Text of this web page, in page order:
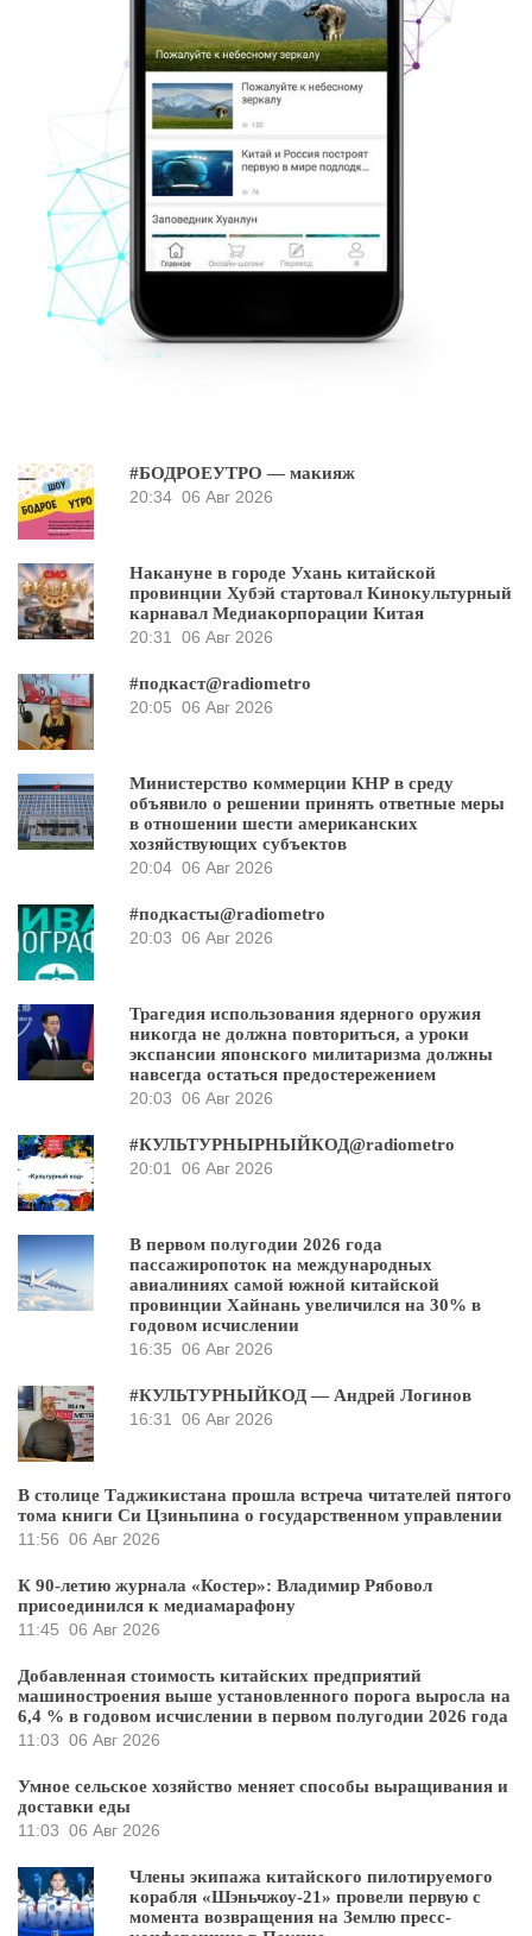
#БОДРОЕУТРО — макияж
20:34 06 Авг 2026
Накануне в городе Ухань китайской
провинции Хубэй стартовал Кинокультурный
карнавал Медиакорпорации Китая
20:31
06 Авг 2026
#подкаст@radiometro
20:05 06 Авг 2026
Министерство коммерции КНР в среду
объявило о решении принять ответные меры
в отношении шести американских
хозяйствующих субъектов
20:04 06 Авг 2026
#подкасты@radiometro
20:03 06 Авг 2026
Трагедия использования ядерного оружия
никогда не должна повториться, а уроки
экспансии японского милитаризма должны
навсегда остаться предостережением
20:03 06 Авг 2026
#КУЛЬТУРНЫРНЫЙКОД@radiometro
20:01
06 Авг 2026
В первом полугодии 2026 года
пассажиропоток на международных
авиалиниях самой южной китайской
провинции Хайнань увеличился на 30% в
годовом исчислении
16:35 06 Авг 2026
#КУЛЬТУРНЫЙКОД — Андрей Логинов
16:31
06 Авг 2026
В столице Таджикистана прошла встреча читателей пятого
тома книги Си Цзиньпина о государственном управлении
11:56 06 Авг 2026
К 90-летию журнала «Костер»: Владимир Рябовол
присоединился к медиамарафону
11:45 06 Авг 2026
Добавленная стоимость китайских предприятий
машиностроения выше установленного порога выросла на
6,4 % в годовом исчислении в первом полугодии 2026 года
11:03 06 Авг 2026
Умное сельское хозяйство меняет способы выращивания и
доставки еды
11:03 06 Авг 2026
Члены экипажа китайского пилотируемого
корабля «Шэньчжоу-21» провели первую с
момента возвращения на Землю пресс-